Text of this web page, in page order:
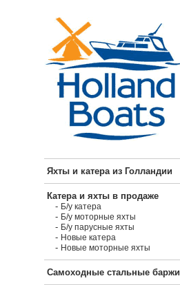
Яхты и катера из Голландии
Катера и яхты в продаже
- Б/у катера
- Б/у моторные яхты
- Б/у парусные яхты
- Новые катера
- Новые моторные яхты
Самоходные стальные баржи